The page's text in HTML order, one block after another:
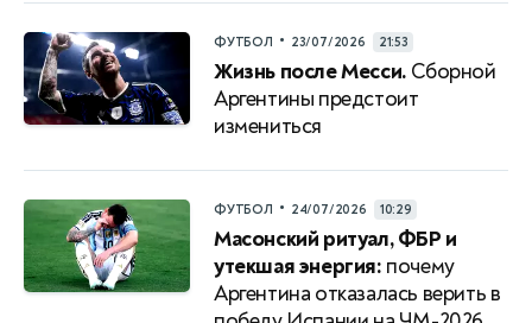
ФУТБОЛ • 23/07/2026 21:53
Жизнь после Месси. Сборной
Аргентины предстоит
измениться
ФУТБОЛ • 24/07/2026 10:29
Масонский ритуал, ФБР и
утекшая энергия: почему
Аргентина отказалась верить в